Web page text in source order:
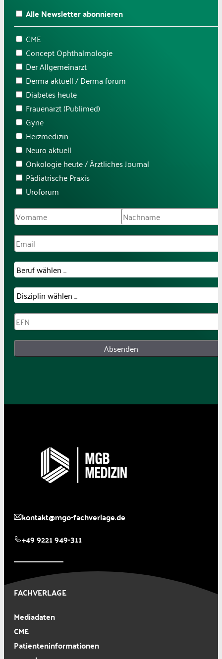
Alle Newsletter abonnieren
CME
Concept Ophthalmologie
Der Allgemeinarzt
Derma aktuell / Derma forum
Diabetes heute
Frauenarzt (Publimed)
Gyne
Herzmedizin
Neuro aktuell
Onkologie heute / Ärztliches Journal
Pädiatrische Praxis
Uroforum
Absenden
kontakt@mgo-fachverlage.de
+49 9221 949-311
FACHVERLAGE
Mediadaten
CME
Patienteninformationen